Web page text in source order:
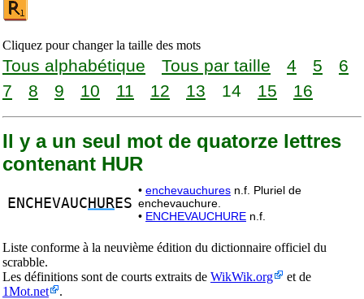
Cliquez pour changer la taille des mots
Tous alphabétique Tous par taille 4 5
6
7
8 9 10 11 12 13 14 15 16
Il y a un seul mot de quatorze lettres
contenant HUR
ENCHEVAUC HURES
• enchevauchures n.f. Pluriel de
enchevauchure.
• ENCHEVAUCHURE n.f.
Liste conforme à la neuvième édition du dictionnaire officiel du
scrabble.
Les définitions sont de courts extraits de WikWik.org
et de
1Mot.net
.